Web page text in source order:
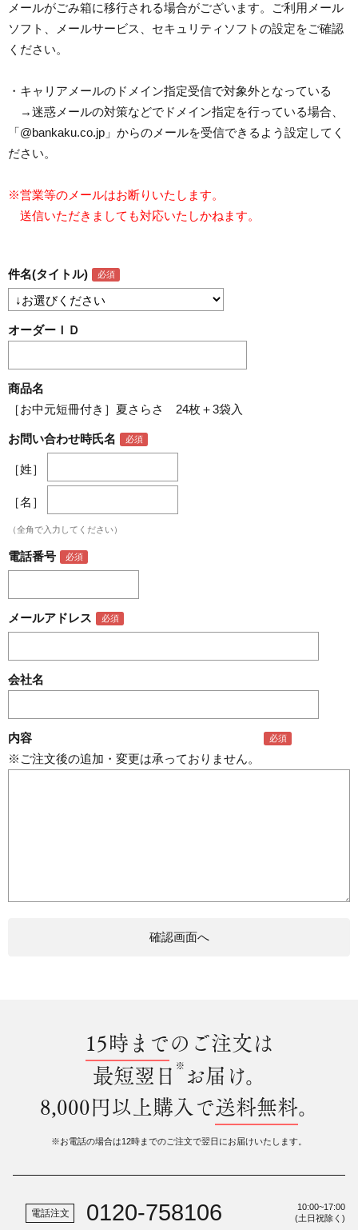
メールがごみ箱に移行される場合がございます。ご利用メール
ソフト、メールサービス、セキュリティソフトの設定をご確認
ください。
・キャリアメールのドメイン指定受信で対象外となっている
→迷惑メールの対策などでドメイン指定を行っている場合、
「@bankaku.co.jp」からのメールを受信できるよう設定してく
ださい。
※営業等のメールはお断りいたします。
送信いただきましても対応いたしかねます。
件名(タイトル)
オーダーＩＤ
商品名
［お中元短冊付き］夏さらさ 24枚＋3袋入
お問い合わせ時氏名
［姓］
［名］
（全角で入力してください）
電話番号
メールアドレス
会社名
内容
※ご注文後の追加・変更は承っておりません。
15時までのご注文は
最短翌日 ※ お届け。
8,000円以上購入で送料無料。
※お電話の場合は12時までのご注文で翌日にお届けいたします。
電話注文 0120-758106
10:00~17:00
(土日祝除く)